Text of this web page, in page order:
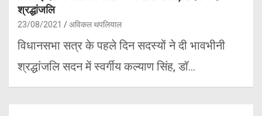
श्रद्धांजलि
23/08/2021 अविकल थपलियाल
विधानसभा सत्र के पहले दिन सदस्यों ने दी भावभीनी
श्रद्धांजलि सदन में स्वर्गीय कल्याण सिंह, डॉ…